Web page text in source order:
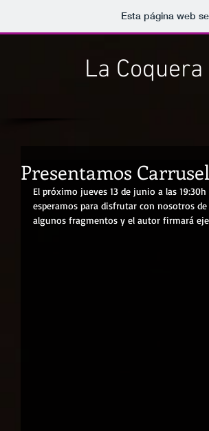
Esta página web
La Coquera
Presentamos Carrusel
El próximo jueves 13 de junio a las
esperamos para disfrutar con nosotros
algunos fragmentos y el autor firmará